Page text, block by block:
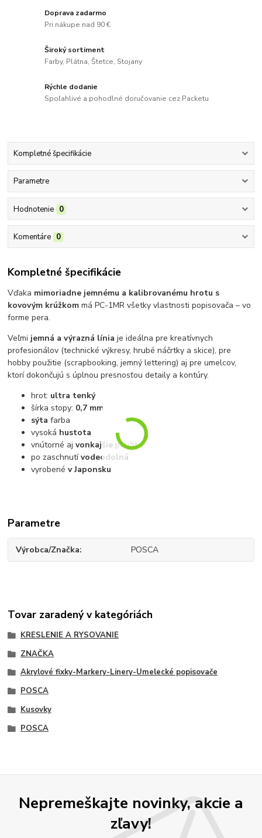
Doprava zadarmo
Pri nákupe nad 90 €
Široký sortiment
Farby, Plátna, Štetce, Stojany
Rýchle dodanie
Spoľahlivé a pohodlné doručovanie cez Packetu
Kompletné špecifikácie
Parametre
Hodnotenie 0
Komentáre 0
Kompletné špecifikácie
Vďaka mimoriadne jemnému a kalibrovanému hrotu s
kovovým krúžkom má PC-1MR všetky vlastnosti popisovača – vo
forme pera.
Veľmi jemná a výrazná línia je ideálna pre kreatívnych
profesionálov (technické výkresy, hrubé náčrtky a skice), pre
hobby použitie (scrapbooking, jemný lettering) aj pre umelcov,
ktorí dokončujú s úplnou presnosťou detaily a kontúry.
hrot: ultra tenký
šírka stopy: 0,7 mm
sýtafarba
vysoká hustota
vnútorné ajvonkajšie použitie
po zaschnutívodeodolná
vyrobenév Japonsku
Parametre
Výrobca/Značka POSCA
Tovar zaradený v kategóriách
KRESLENIE A RYSOVANIE
ZNAČKA
Akrylové fixky-Markery-Linery-Umelecké popisovače
POSCA
Kusovky
POSCA
Nepremeškajte novinky, akcie a
zľavy!